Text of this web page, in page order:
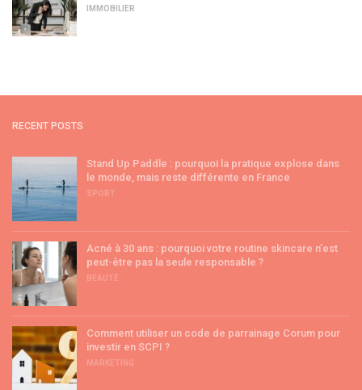
IMMOBILIER
RECENT POSTS
Stand Up Paddle : pourquoi la pratique explose dans
le monde, mais reste différente en France
SPORT
Acné à 30 ans : pourquoi votre routine skincare n’est
peut-être pas la seule responsable ?
BEAUTÉ
Comment utiliser un code de parrainage Corum pour
investir en SCPI ?
MARKETING